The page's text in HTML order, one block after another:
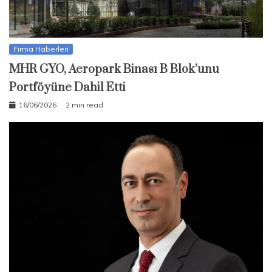
Firma Haberleri
MHR GYO, Aeropark Binası B Blok’unu
Portföyüne Dahil Etti
16/06/2026 2 min read